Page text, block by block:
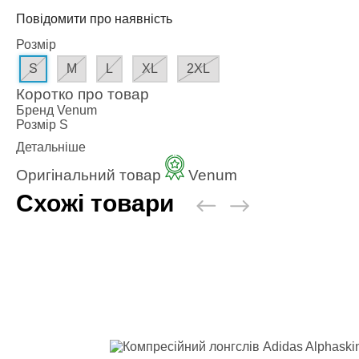
Повідомити про наявність
Розмір
S
M L XL 2XL
Коротко про товар
Бренд Venum
Розмір S
Детальніше
Оригінальний товар Venum
Схожі товари